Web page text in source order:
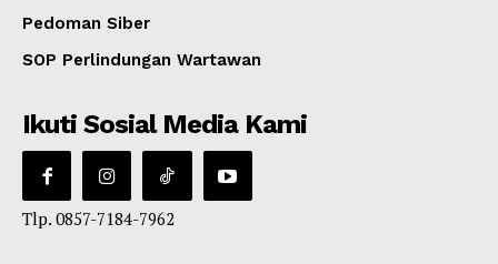
Pedoman Siber
SOP Perlindungan Wartawan
Ikuti Sosial Media Kami
Tlp. 0857-7184-7962